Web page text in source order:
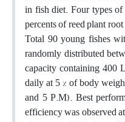
in fish diet. Four types
percents of reed plant
Total 90 young fishes
randomly distributed
capacity containing 400
daily at 5 % of body
and 5 P.M). Best
efficiency was observed